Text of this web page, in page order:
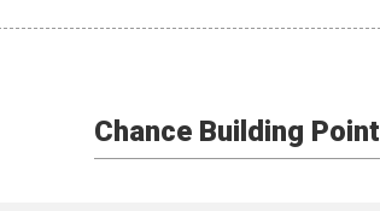
Chance Building Point